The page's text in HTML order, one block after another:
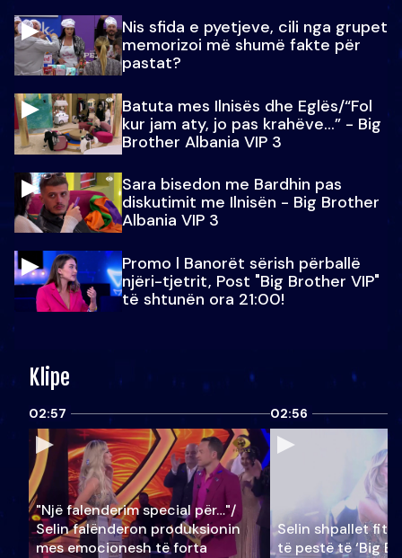
Nis sfida e pyetjeve, cili nga grupet
memorizoi më shumë fakte për
pastat?
Batuta mes Ilnisës dhe Eglës/“Fol
kur jam aty, jo pas krahëve…” - Big
Brother Albania VIP 3
Sara bisedon me Bardhin pas
diskutimit me Ilnisën - Big Brother
Albania VIP 3
Promo l Banorët sërish përballë
njëri-tjetrit, Post "Big Brother VIP"
të shtunën ora 21:00!
Klipe
02:57
"Një falenderim special për…"/
Selin falënderon produksionin
mes emocionesh të forta
02:56
Selin shpallet
të pestë të ‘Big